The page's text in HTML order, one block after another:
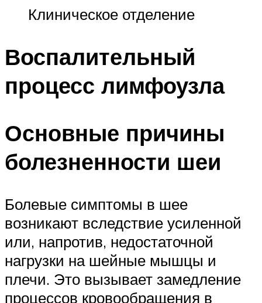
Клиническое отделение
Воспалительный
процесс лимфоузла
Основные причины
болезненности шеи
Болевые симптомы в шее
возникают вследствие усиленной
или, напротив, недостаточной
нагрузки на шейные мышцы и
плечи. Это вызывает замедление
процессов кровообращения в